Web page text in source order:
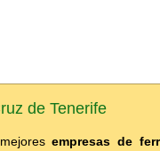
de Tenerife
mejoresempresas de